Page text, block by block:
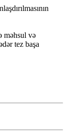
məhsul və
tez başa